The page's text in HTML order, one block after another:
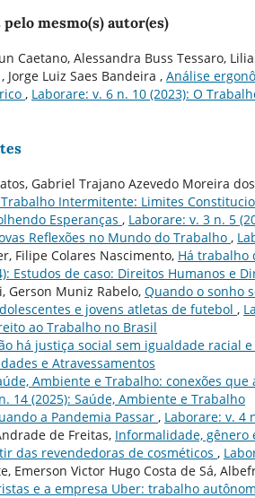
mesmo(s) autor(es)
Caetano, Alessandra Buss Tessaro,
Jorge Luiz Saes Bandeira , Análise
, Laborare: v. 6 n. 10 (2023): O
Gabriel Trajano Azevedo Moreira
Intermitente: Limites
Esperanças , Laborare: v. 3 n. 5
Reflexões no Mundo do Trabalho ,
Filipe Colares Nascimento, Há trabalho
Estudos de caso: Direitos Humanos e
Gerson Muniz Rabelo, Quando o sonho
e jovens atletas de futebol ,
ao Trabalho no Brasil
há justiça social sem igualdade racial
e Atravessamentos
Ambiente e Trabalho: conexões
14 (2025): Saúde, Ambiente e Trabalho
a Pandemia Passar , Laborare: v. 4
de Freitas, Informalidade, gênero
das revendedoras de cosméticos ,
Emerson Victor Hugo Costa de Sá,
e a empresa Uber: trabalho